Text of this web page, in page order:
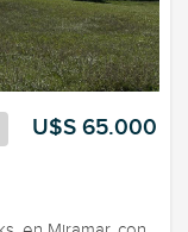
U$S 65.000